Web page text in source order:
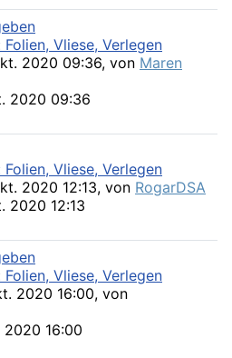
Folien, Vliese, Verlegen
2020 09:36, von Maren
2020 09:36
Folien, Vliese, Verlegen
2020 12:13, von RogarDSA
2020 12:13
Folien, Vliese, Verlegen
2020 16:00, von
2020 16:00